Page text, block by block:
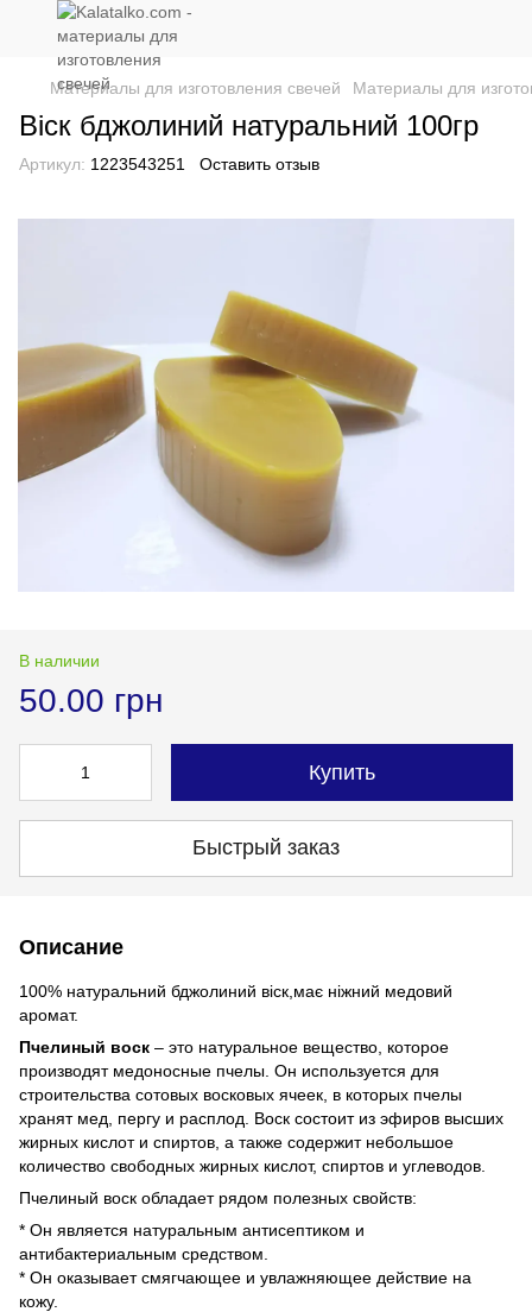
Материалы для изготовления свечей Материалы для
Віск бджолиний натуральний 100гр
Артикул: 1223543251 Оставить отзыв
В наличии
50.00 грн
Купить
Быстрый заказ
Описание
100% натуральний бджолиний віск,має ніжний медовий
аромат.
Пчелиный воск – это натуральное вещество, которое
производят медоносные пчелы. Он используется для
строительства сотовых восковых ячеек, в которых пчелы
хранят мед, пергу и расплод. Воск состоит из эфиров высших
жирных кислот и спиртов, а также содержит небольшое
количество свободных жирных кислот, спиртов и углеводов.
Пчелиный воск обладает рядом полезных свойств:
* Он является натуральным антисептиком и
антибактериальным средством.
* Он оказывает смягчающее и увлажняющее действие на
кожу.